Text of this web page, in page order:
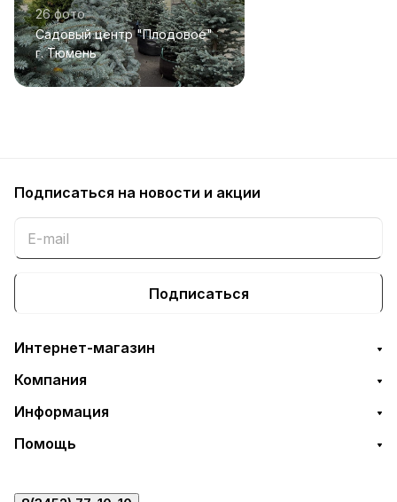
26 фото
Садовый центр "Плодовое"
г. Тюмень
Подписаться на новости и акции
Подписаться
Интернет-магазин
Компания
Информация
Помощь